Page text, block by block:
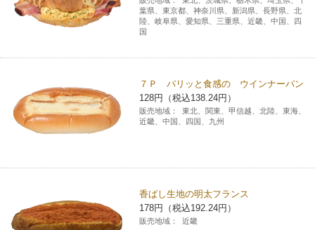
葉県、東京都、神奈川県、新潟県、長野県、北
陸、岐阜県、愛知県、三重県、近畿、中国、四
国
７Ｐ パリッと食感の ウインナーパン
128円（税込138.24円）
販売地域：
東北、関東、甲信越、北陸、東海、
近畿、中国、四国、九州
香ばし生地の明太フランス
178円（税込192.24円）
販売地域： 近畿